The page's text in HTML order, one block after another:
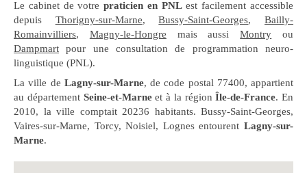
Le cabinet de votrepraticien en PNLest facilement accessible
depuis Thorigny-sur-Marne,Bussy-Saint-Georges,Bailly-
Romainvilliers, Magny-le-Hongre mais aussiMontry ou
Dampmart pour une consultation de programmation neuro-
linguistique (PNL).
La ville de Lagny-sur-Marne, de code postal 77400, appartient
au département Seine-et-Marneet à la régionÎle-de-France. En
2010, la ville comptait 20236 habitants. Bussy-Saint-Georges,
Vaires-sur-Marne, Torcy, Noisiel, Lognes entourent Lagny-sur-
Marne.